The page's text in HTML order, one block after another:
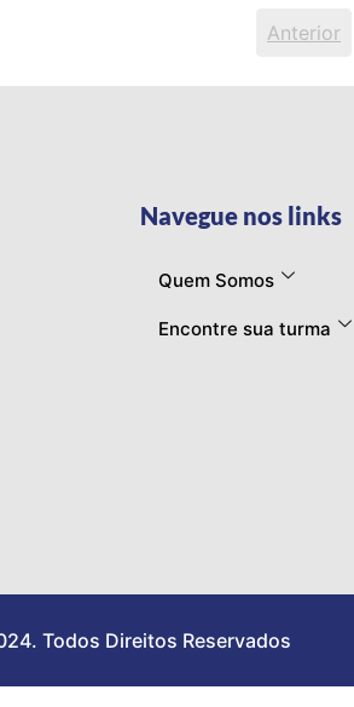
Anterior
Navegue nos links
Quem Somos
Encontre sua turma
Todos Direitos Reservados